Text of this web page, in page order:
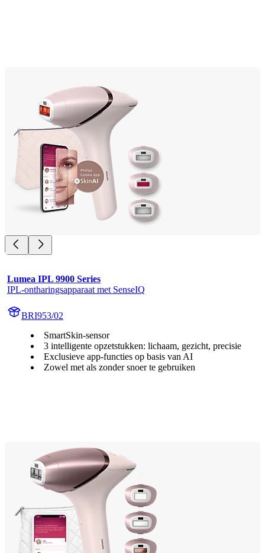
Lumea IPL 9900 Series
IPL-ontharingsapparaat met SenseIQ
BRI953/02
SmartSkin-sensor
3 intelligente opzetstukken: lichaam, gezicht, precisie
Exclusieve app-functies op basis van AI
Zowel met als zonder snoer te gebruiken